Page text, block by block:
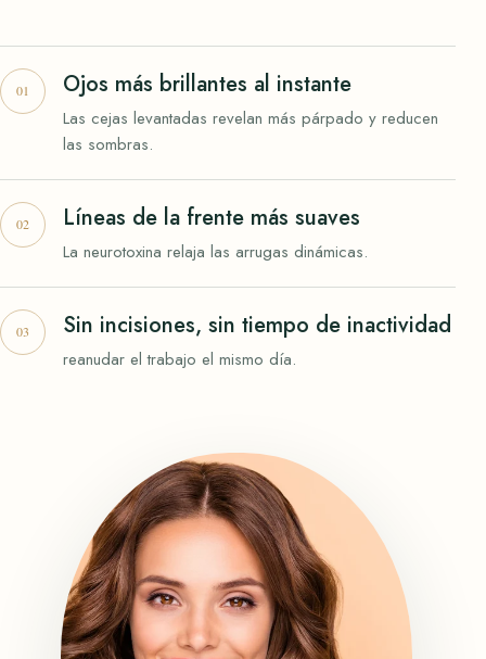
Ojos más brillantes al instante
Las cejas levantadas revelan más párpado y reducen
las sombras.
Líneas de la frente más suaves
La neurotoxina relaja las arrugas dinámicas.
Sin incisiones, sin tiempo de inactividad
reanudar el trabajo el mismo día.